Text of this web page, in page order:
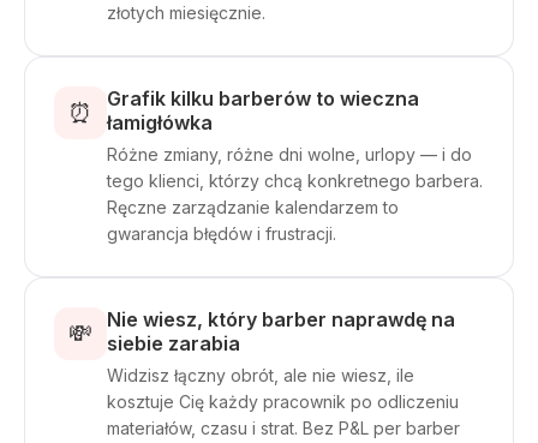
złotych miesięcznie.
⏰
Grafik kilku barberów to wieczna
łamigłówka
Różne zmiany, różne dni wolne, urlopy — i do
tego klienci, którzy chcą konkretnego barbera.
Ręczne zarządzanie kalendarzem to
gwarancja błędów i frustracji.
💸
Nie wiesz, który barber naprawdę na
siebie zarabia
Widzisz łączny obrót, ale nie wiesz, ile
kosztuje Cię każdy pracownik po odliczeniu
materiałów, czasu i strat. Bez P&L per barber